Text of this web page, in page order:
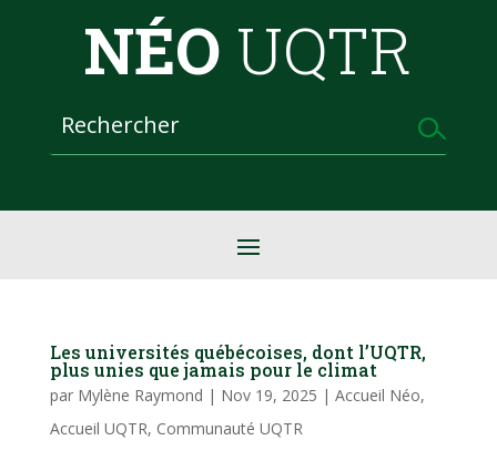
NÉO UQTR
Les universités québécoises, dont l’UQTR,
plus unies que jamais pour le climat
par Mylène Raymond | Nov 19, 2025 | Accueil Néo,
Accueil UQTR, Communauté UQTR